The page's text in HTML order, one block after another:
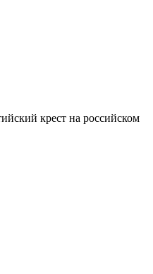
крест на российском